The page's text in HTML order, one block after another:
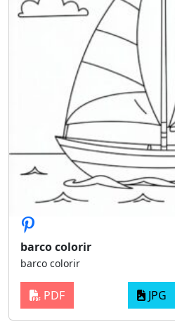
barco colorir
barco colorir
PDF JPG